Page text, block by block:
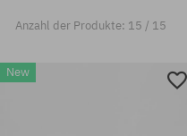
Anzahl der Produkte: 15 / 15
New